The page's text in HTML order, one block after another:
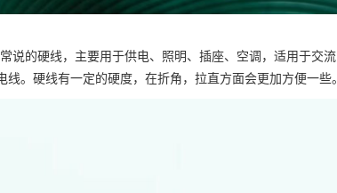
说的硬线，主要用于供电、照明、插座、空调，适用于交
线。硬线有一定的硬度，在折角，拉直方面会更加方便一些。